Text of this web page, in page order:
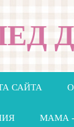
САЙТА
МАМА